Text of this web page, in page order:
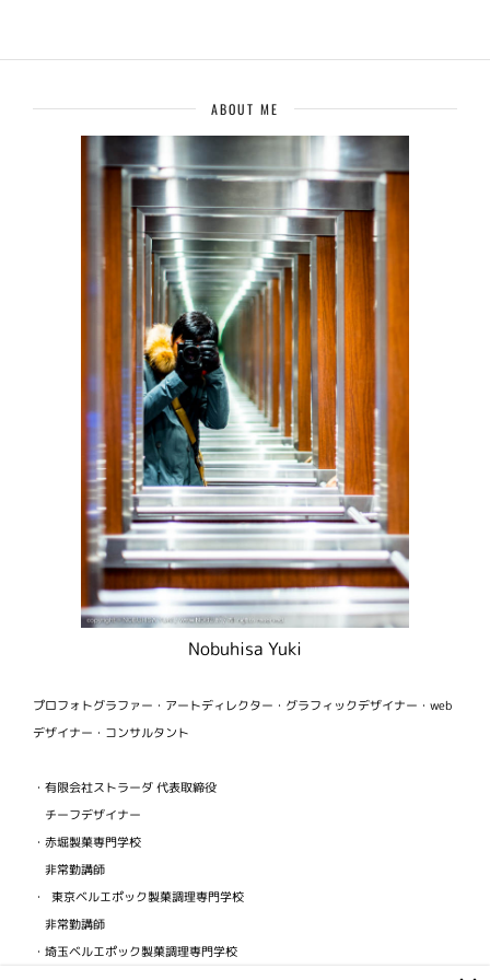
ABOUT ME
Nobuhisa Yuki
プロフォトグラファー・アートディレクター・グラフィックデザイナー・web
デザイナー・コンサルタント
・有限会社ストラーダ 代表取締役
チーフデザイナー
・赤堀製菓専門学校
非常勤講師
・ 東京ベルエポック製菓調理専門学校
非常勤講師
・埼玉ベルエポック製菓調理専門学校